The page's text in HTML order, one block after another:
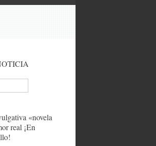
«novela
real ¡En